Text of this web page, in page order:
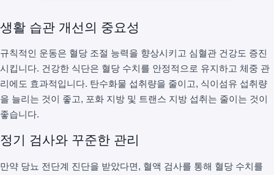
생활 습관 개선의 중요성
규칙적인 운동은 혈당 조절 능력을 향상시키고 심혈관 건강도 증진
시킵니다. 건강한 식단은 혈당 수치를 안정적으로 유지하고 체중 관
리에도 효과적입니다. 탄수화물 섭취량을 줄이고, 식이섬유 섭취량
을 늘리는 것이 좋고, 포화 지방 및 트랜스 지방 섭취는 줄이는 것이
좋습니다.
정기 검사와 꾸준한 관리
만약 당뇨 전단계 진단을 받았다면, 혈액 검사를 통해 혈당 수치를